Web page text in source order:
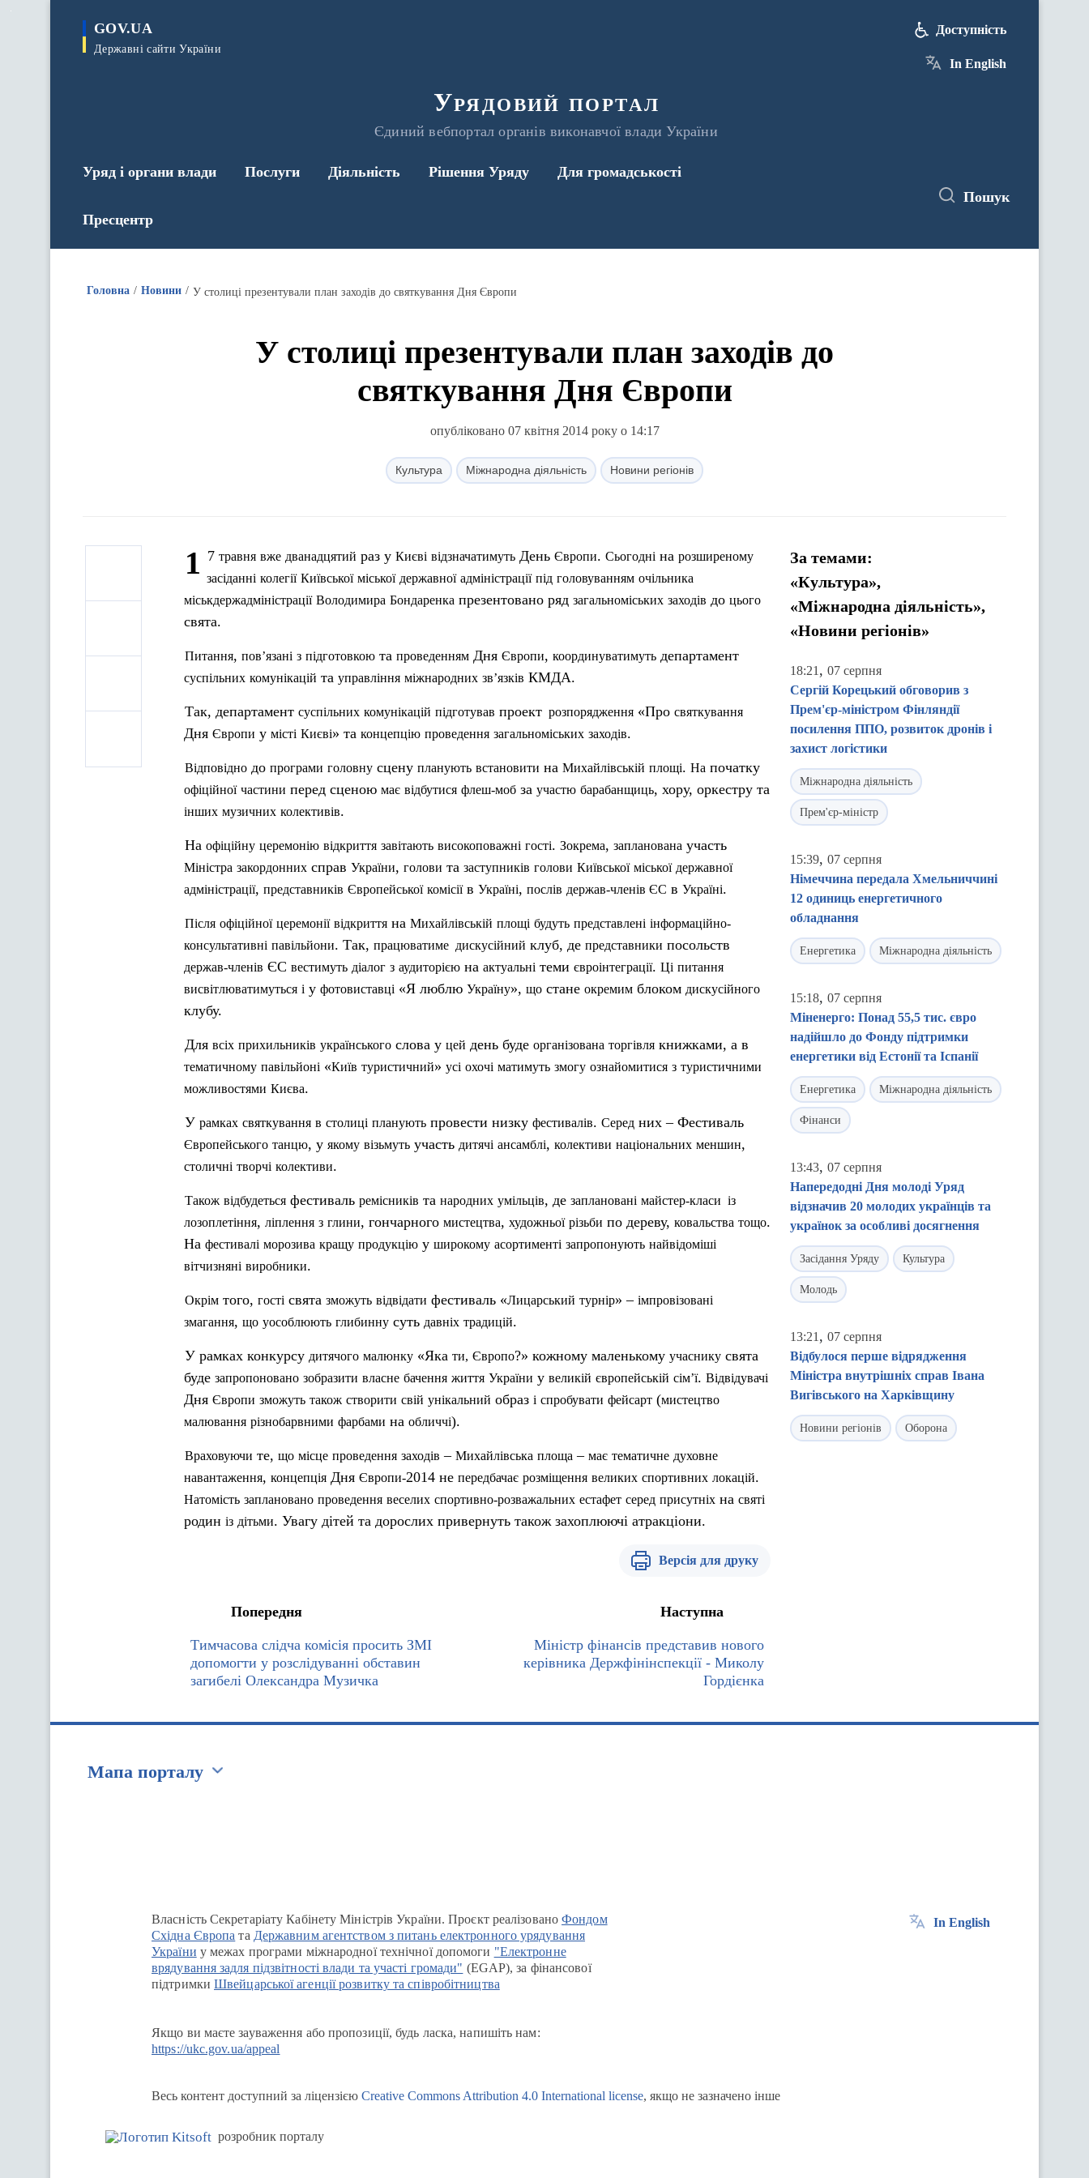
GOV.UA
Державні сайти України
Урядовий портал
Єдиний вебпортал органів виконавчої влади України
Доступність
In English
Уряд і органи влади Послуги Діяльність Рішення Уряду Для громадськості
Пресцентр
Пошук
Головна Новини У столиці презентували план заходів до святкування Дня Європи
У столиці презентували план заходів до
святкування Дня Європи
опубліковано 07 квітня 2014 року о 14:17
Культура Міжнародна діяльність Новини регіонів
1 7 травня вже дванадцятий раз у Києві відзначатимуть День Європи. Сьогодні на розширеному
засіданні колегії Київської міської державної адміністрації під головуванням очільника
міськдержадміністрації Володимира Бондаренка презентовано ряд загальноміських заходів до цього
свята.
Питання, пов’язані з підготовкою та проведенням Дня Європи, координуватимуть департамент
суспільних комунікацій та управління міжнародних зв’язків КМДА.
Так, департамент суспільних комунікацій підготував проект розпорядження «Про святкування
Дня Європи у місті Києві» та концепцію проведення загальноміських заходів.
Відповідно до програми головну сцену планують встановити на Михайлівській площі. На початку
офіційної частини перед сценою має відбутися флеш-моб за участю барабанщиць, хору, оркестру та
інших музичних колективів.
На офіційну церемонію відкриття завітають високоповажні гості. Зокрема, запланована участь
Міністра закордонних справ України, голови та заступників голови Київської міської державної
адміністрації, представників Європейської комісіїв Україні, послів держав-членів ЄС в Україні.
Після офіційної церемонії відкриття на Михайлівській площі будуть представлені інформаційно-
консультативні павільйони. Так, працюватиме дискусійний клуб, де представники посольств
держав-членів ЄС вестимуть діалог з аудиторією на актуальні теми євроінтеграції. Ці питання
висвітлюватимуться і у фотовиставці «Я люблю Україну», що стане окремим блоком дискусійного
клубу.
Для всіх прихильників українського слова у цей день буде організована торгівля книжками, а в
тематичному павільйоні «Київ туристичний» усі охочі матимуть змогу ознайомитися з туристичними
можливостями Києва.
У рамках святкування в столиці планують провести низку фестивалів. Серед них – Фестиваль
Європейського танцю, у якому візьмуть участь дитячі ансамблі, колективи національних меншин,
столичні творчі колективи.
Також відбудеться фестиваль ремісників та народних умільців, де заплановані майстер-класи із
лозоплетіння, ліплення з глини, гончарного мистецтва, художньої різьби по дереву, ковальства тощо.
На фестивалі морозива кращу продукцію у широкому асортименті запропонують найвідоміші
вітчизняні виробники.
Окрім того, гості свята зможуть відвідати фестиваль «Лицарський турнір» – імпровізовані
змагання, що уособлюють глибинну суть давніх традицій.
У рамках конкурсу дитячого малюнку «Яка ти, Європо?» кожному маленькому учаснику свята
буде запропоновано зобразити власне бачення життя України у великій європейській сім’ї. Відвідувачі
Дня Європи зможуть також створити свій унікальний образ і спробувати фейсарт (мистецтво
малювання різнобарвними фарбами на обличчі).
Враховуючи те, що місце проведення заходів – Михайлівська площа – має тематичне духовне
навантаження, концепція Дня Європи-2014 не передбачає розміщення великих спортивних локацій.
Натомість заплановано проведення веселих спортивно-розважальних естафет серед присутніх на святі
родин із дітьми. Увагу дітей та дорослих привернуть також захоплюючі атракціони.
Версія для друку
Попередня
Тимчасова слідча комісія просить ЗМІ
допомогти у розслідуванні обставин
загибелі Олександра Музичка
Наступна
Міністр фінансів представив нового
керівника Держфінінспекції - Миколу
Гордієнка
За темами:
«Культура»,
«Міжнародна діяльність»,
«Новини регіонів»
18:21 , 07 серпня
Сергій Корецький обговорив з
Прем'єр-міністром Фінляндії
посилення ППО, розвиток дронів і
захист логістики
Міжнародна діяльність
Прем'єр-міністр
15:39, 07 серпня
Німеччина передала Хмельниччині
12 одиниць енергетичного
обладнання
Енергетика Міжнародна діяльність
15:18, 07 серпня
Міненерго: Понад 55,5 тис. євро
надійшло до Фонду підтримки
енергетики від Естонії та Іспанії
Енергетика Міжнародна діяльність
Фінанси
13:43, 07 серпня
Напередодні Дня молоді Уряд
відзначив 20 молодих українців та
українок за особливі досягнення
Засідання Уряду Культура
Молодь
13:21 , 07 серпня
Відбулося перше відрядження
Міністра внутрішніх справ Івана
Вигівського на Харківщину
Новини регіонів Оборона
Мапа порталу
Власність Секретаріату Кабінету Міністрів України. Проєкт реалізованоФондом
Східна Європа та Державним агентством з питань електронного урядування
України у межах програми міжнародної технічної допомоги "Електронне
врядування задля підзвітності влади та участі громади" (EGAP), за фінансової
підтримки Швейцарської агенції розвитку та співробітництва
Якщо ви маєте зауваження або пропозиції, будь ласка, напишіть нам:
https://ukc.gov.ua/appeal
In English
Весь контент доступний за ліцензією Creative Commons Attribution 4.0 International license, якщо не зазначено інше
розробник порталу